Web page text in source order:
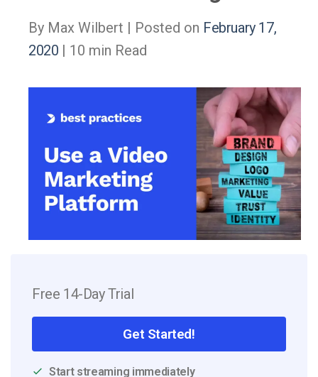
By Max Wilbert | Posted on February 17,
2020 | 10 min Read
Free 14-Day Trial
Get Started!
Start streaming immediately